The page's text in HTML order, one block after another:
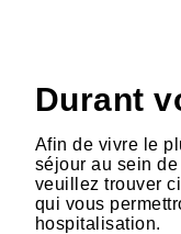
Durant
Afin de vivre le
séjour au sein
veuillez trouver
qui vous
hospitalisation.